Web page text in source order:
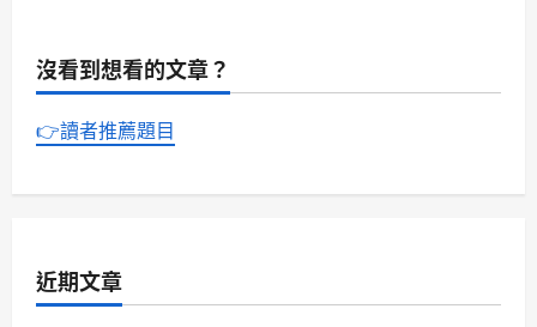
沒看到想看的文章？
👉讀者推薦題目
近期文章